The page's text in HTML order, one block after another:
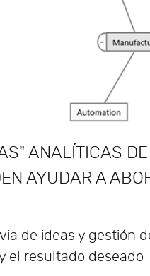
ANALÍTICAS
AYUDAR A
de ideas y gestión
el resultado deseado